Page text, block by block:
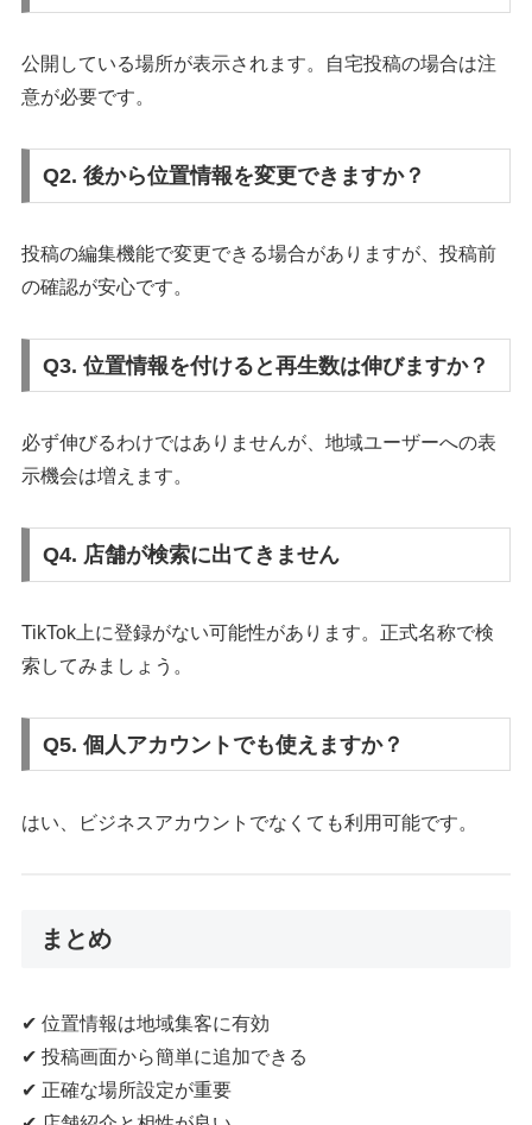
公開している場所が表示されます。自宅投稿の場合は注
意が必要です。
Q2. 後から位置情報を変更できますか？
投稿の編集機能で変更できる場合がありますが、投稿前
の確認が安心です。
Q3. 位置情報を付けると再生数は伸びますか？
必ず伸びるわけではありませんが、地域ユーザーへの表
示機会は増えます。
Q4. 店舗が検索に出てきません
TikTok上に登録がない可能性があります。正式名称で検
索してみましょう。
Q5. 個人アカウントでも使えますか？
はい、ビジネスアカウントでなくても利用可能です。
まとめ
✔ 位置情報は地域集客に有効
✔ 投稿画面から簡単に追加できる
✔ 正確な場所設定が重要